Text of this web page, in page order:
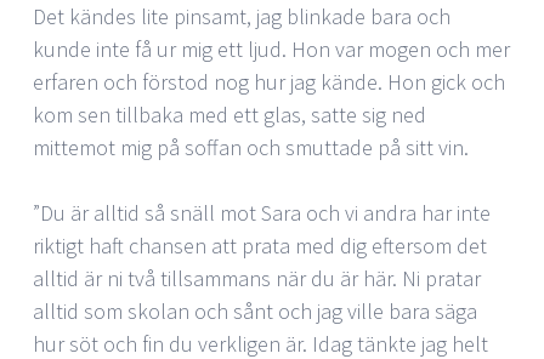
Det kändes lite pinsamt, jag blinkade bara och
kunde inte få ur mig ett ljud. Hon var mogen och mer
erfaren och förstod nog hur jag kände. Hon gick och
kom sen tillbaka med ett glas, satte sig ned
mittemot mig på soffan och smuttade på sitt vin.
”Du är alltid så snäll mot Sara och vi andra har inte
riktigt haft chansen att prata med dig eftersom det
alltid är ni två tillsammans när du är här. Ni pratar
alltid som skolan och sånt och jag ville bara säga
hur söt och fin du verkligen är. Idag tänkte jag helt